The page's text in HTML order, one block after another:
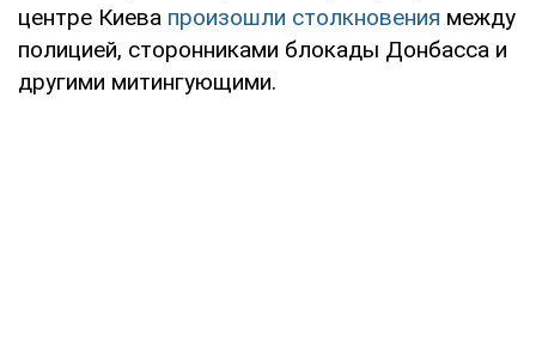
центре Киева произошли столкновения между
полицией, сторонниками блокады Донбасса и
другими митингующими.